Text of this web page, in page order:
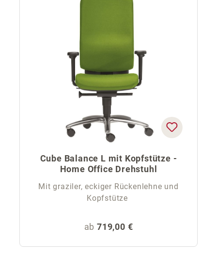
Cube Balance L mit Kopfstütze -
Home Office Drehstuhl
Mit graziler, eckiger Rückenlehne und
Kopfstütze
Regulärer Preis:
ab 719,00 €